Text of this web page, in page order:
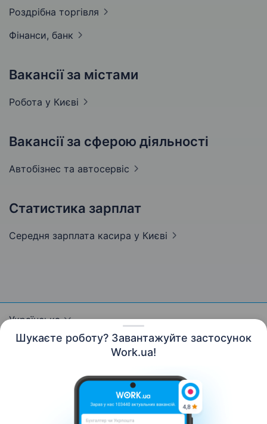
Шукаєте роботу? Завантажуйте застосунок
Work.ua!
Роздрібна торгівля
Фінанси, банк
Вакансії за містами
Робота у Києві
Вакансії за сферою діяльності
Автобізнес та автосервіс
Статистика зарплат
Середня зарплата касира у Києві
Українська
Контакти Про нас Кар’єра